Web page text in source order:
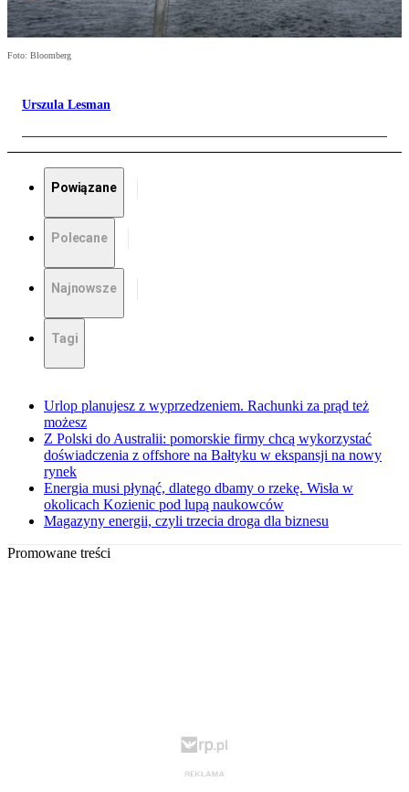
Foto: Bloomberg
Urszula Lesman
Powiązane
Polecane
Najnowsze
Tagi
Urlop planujesz z wyprzedzeniem. Rachunki za prąd też
możesz
Z Polski do Australii: pomorskie firmy chcą wykorzystać
doświadczenia z offshore na Bałtyku w ekspansji na nowy
rynek
Energia musi płynąć, dlatego dbamy o rzekę. Wisła w
okolicach Kozienic pod lupą naukowców
Magazyny energii, czyli trzecia droga dla biznesu
Promowane treści